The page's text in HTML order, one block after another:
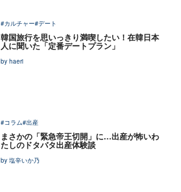
#カルチャー#デート
韓国旅行を思いっきり満喫したい！在韓日本
人に聞いた「定番デートプラン」
by haeri
#コラム#出産
まさかの「緊急帝王切開」に…出産が怖いわ
たしのドタバタ出産体験談
by 塩辛いか乃